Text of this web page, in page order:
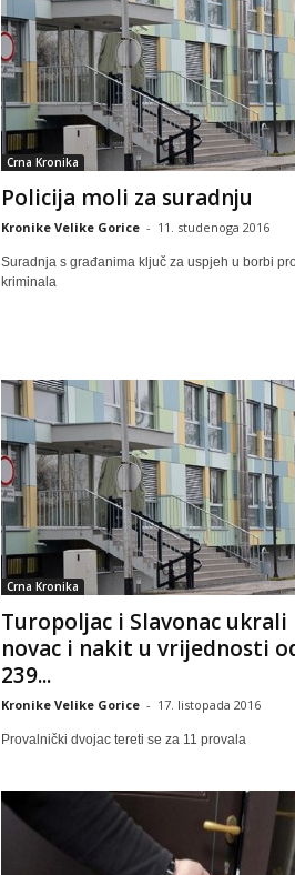
Crna Kronika
Policija moli za suradnju
Kronike Velike Gorice - 11. studenoga 2016
Suradnja s građanima ključ za uspjeh u borbi
kriminala
Crna Kronika
Turopoljac i Slavonac ukrali
novac i nakit u vrijednosti
239...
Kronike Velike Gorice - 17. listopada 2016
Provalnički dvojac tereti se za 11 provala